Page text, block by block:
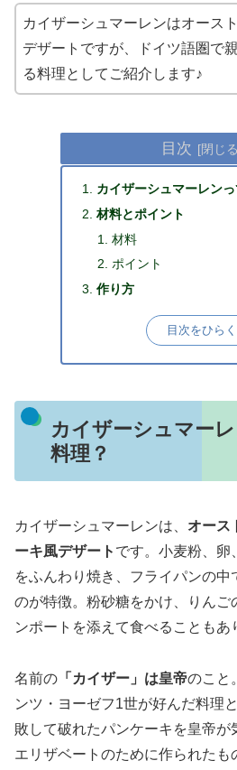
カイザーシュマーレンはオース
デザートですが、ドイツ語圏で
る料理としてご紹介します♪
目次
カイザーシュマーレン
材料とポイント
材料
ポイント
作り方
目次をひらく
カイザーシュマー
料理？
カイザーシュマーレンは、 オース
ーキ風デザート です。小麦粉、卵
をふんわり焼き、フライパンの中
のが特徴。粉砂糖をかけ、りんご
ンポートを添えて食べることもあ
名前の 「カイザー」は皇帝のこと
ンツ・ヨーゼフ1世が好んだ料理
敗して破れたパンケーキを皇帝
エリザベートのために作られたも